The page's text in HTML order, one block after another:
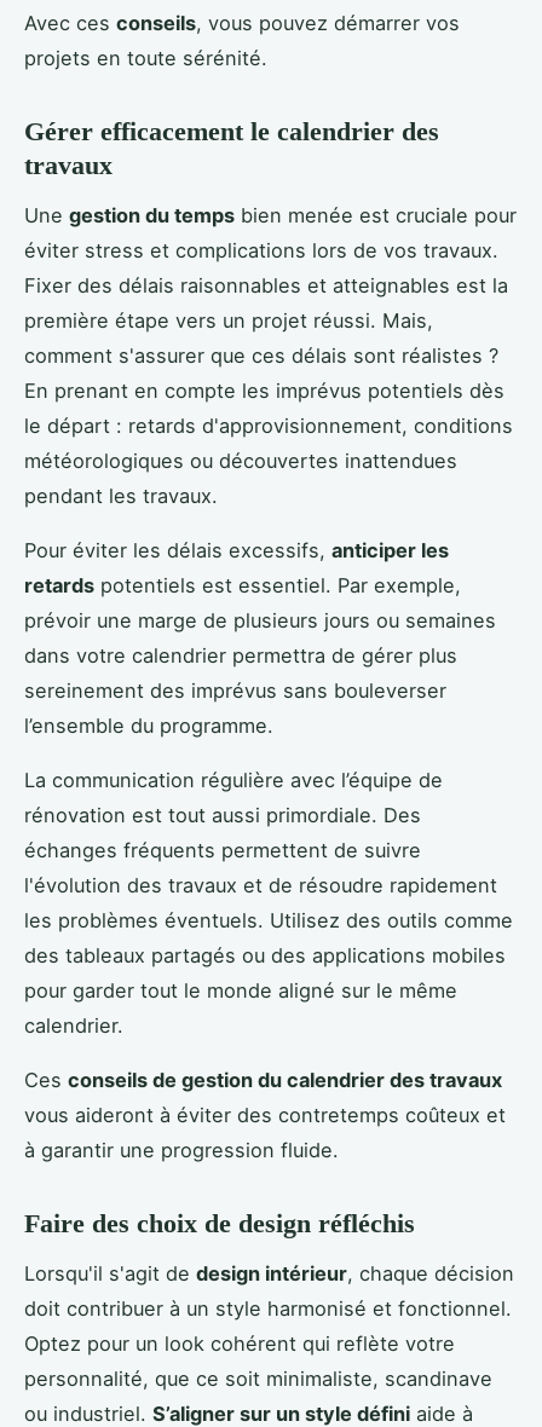
Avec ces conseils, vous pouvez démarrer vos
projets en toute sérénité.
Gérer efficacement le calendrier des
travaux
Une gestion du temps bien menée est cruciale pour
éviter stress et complications lors de vos travaux.
Fixer des délais raisonnables et atteignables est la
première étape vers un projet réussi. Mais,
comment s'assurer que ces délais sont réalistes ?
En prenant en compte les imprévus potentiels dès
le départ : retards d'approvisionnement, conditions
météorologiques ou découvertes inattendues
pendant les travaux.
Pour éviter les délais excessifs, anticiper les
retards potentiels est essentiel. Par exemple,
prévoir une marge de plusieurs jours ou semaines
dans votre calendrier permettra de gérer plus
sereinement des imprévus sans bouleverser
l’ensemble du programme.
La communication régulière avec l’équipe de
rénovation est tout aussi primordiale. Des
échanges fréquents permettent de suivre
l'évolution des travaux et de résoudre rapidement
les problèmes éventuels. Utilisez des outils comme
des tableaux partagés ou des applications mobiles
pour garder tout le monde aligné sur le même
calendrier.
Ces conseils de gestion du calendrier des travaux
vous aideront à éviter des contretemps coûteux et
à garantir une progression fluide.
Faire des choix de design réfléchis
Lorsqu'il s'agit de design intérieur, chaque décision
doit contribuer à un style harmonisé et fonctionnel.
Optez pour un look cohérent qui reflète votre
personnalité, que ce soit minimaliste, scandinave
ou industriel. S’aligner sur un style défini aide à